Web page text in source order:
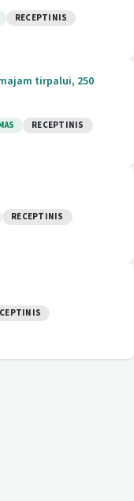
RECEPTINIS
tirpalui, 250
RECEPTINIS
RECEPTINIS